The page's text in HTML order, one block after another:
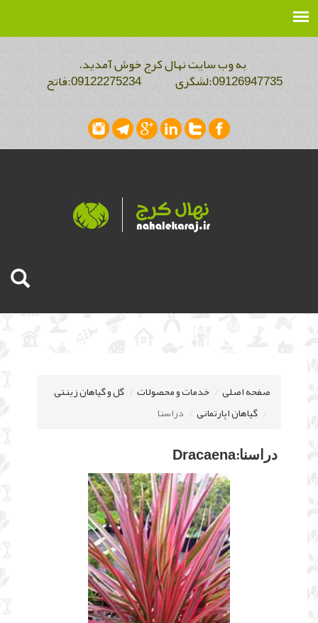
به وب سایت نهال کرج خوش آمدید.
صفحه اصلی خدمات و محصولات
گل و گیاهان زینتی
گیاهان اپارتمانی
دراسنا
دراسنا:Dracaena